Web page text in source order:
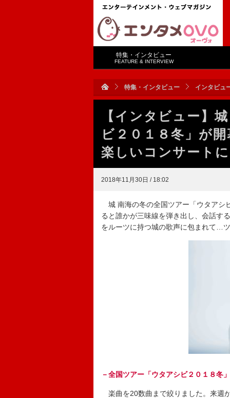
特集・インタビュー
FEATURE & INTERVIEW
特集・インタビュー インタビュ
【インタビュー】
ビ２０１８冬」が
楽しいコンサート
2018年11月30日 / 18:02
城 南海の冬の全国ツアー「ウタアシ
ると誰かが三味線を弾き出し、会話す
をルーツに持つ城の歌声に包まれて…
－全国ツアー「ウタアシビ２０１８冬
楽曲を20数曲まで絞りました。来週